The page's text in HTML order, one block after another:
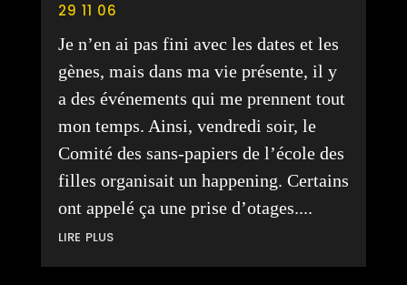
29 11 06
Je n’en ai pas fini avec les dates et les
gènes, mais dans ma vie présente, il y
a des événements qui me prennent tout
mon temps. Ainsi, vendredi soir, le
Comité des sans-papiers de l’école des
filles organisait un happening. Certains
ont appelé ça une prise d’otages....
lire plus